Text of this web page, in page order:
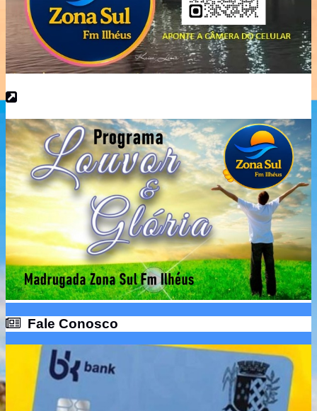
Fale Conosco